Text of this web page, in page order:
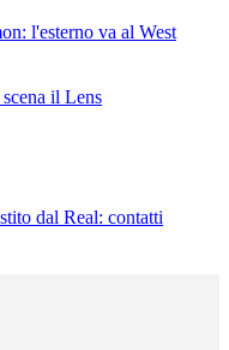
l'esterno va al West
il Lens
dal Real: contatti